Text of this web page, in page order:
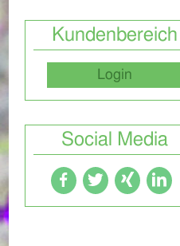
Kundenbereich
Login
Social Media